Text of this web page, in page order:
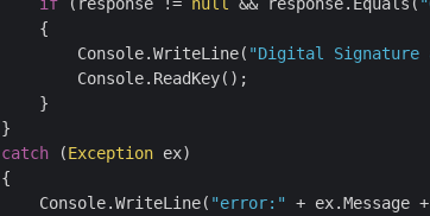
    {
        Console.WriteLine(
"Digital Signature
        Console.ReadKey();
    }
catch (Exception ex)
{
    Console.WriteLine(
"error:" + ex.Message +